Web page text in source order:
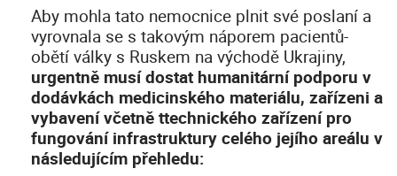
Aby mohla tato nemocnice plnit své poslaní a
vyrovnala se s takovým náporem pacientů-
obětí války s Ruskem na východě Ukrajiny,
urgentně musí dostat humanitární podporu v
dodávkách medicinského materiálu, zařízeni a
vybavení včetně ttechnického zařízení pro
fungování infrastruktury celého jejího areálu v
následujícím přehledu: